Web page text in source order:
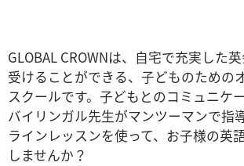
GLOBAL CROWNは、自宅で充実した
受けることができる、子どものための
スクールです。子どもとのコミュニケ
バイリンガル先生がマンツーマンで指
ラインレッスンを使って、お子様の英
しませんか？